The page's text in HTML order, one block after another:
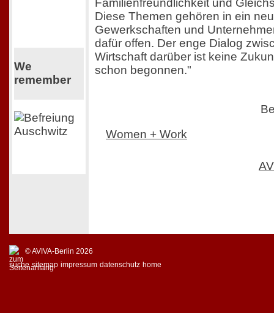
We
remember
Familienfreundlichkeit und
Diese Themen gehören in ein
Gewerkschaften und
dafür offen. Der enge Dialog
Wirtschaft darüber ist keine
schon begonnen."
Women + Work
© AVIVA-Berlin 2026
suche sitemap impressum datenschutz home